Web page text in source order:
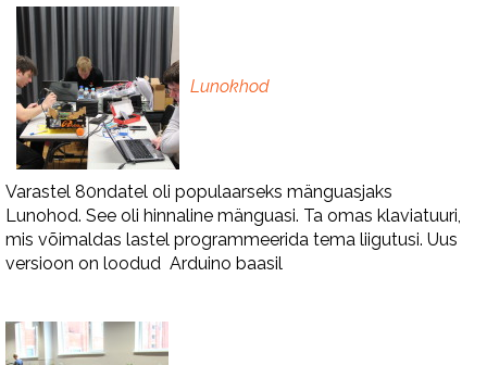
Lunokhod
Varastel 80ndatel oli populaarseks mänguasjaks
Lunohod. See oli hinnaline mänguasi. Ta omas klaviatuuri,
mis võimaldas lastel programmeerida tema liigutusi. Uus
versioon on loodud Arduino baasil